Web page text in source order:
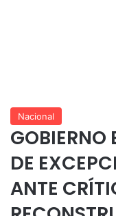
Nacional
GOBIERNO
DE
ANTE